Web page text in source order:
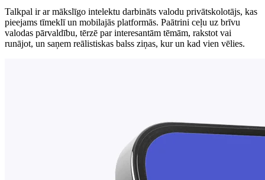
Talkpal ir ar mākslīgo intelektu darbināts valodu privātskolotājs, kas
pieejams tīmeklī un mobilajās platformās. Paātrini ceļu uz brīvu
valodas pārvaldību, tērzē par interesantām tēmām, rakstot vai
runājot, un saņem reālistiskas balss ziņas, kur un kad vien vēlies.